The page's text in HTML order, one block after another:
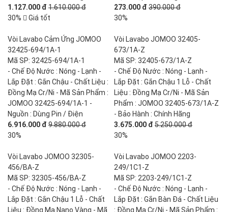
1.127.000 đ 1.610.000 đ
30%
Giá tốt
273.000 đ 390.000 đ
30%
Vòi Lavabo Cảm Ứng JOMOO
32425-694/1A-1
Mã SP: 32425-694/1A-1
- Chế Độ Nước : Nóng - Lạnh -
Lắp Đặt : Gắn Chậu - Chất Liệu :
Đồng Mạ Cr/Ni - Mã Sản Phẩm :
JOMOO 32425-694/1A-1 -
Nguồn : Dùng Pin / Điện
6.916.000 đ 9.880.000 đ
30%
Vòi Lavabo JOMOO 32405-
673/1A-Z
Mã SP: 32405-673/1A-Z
- Chế Độ Nước : Nóng - Lạnh -
Lắp Đặt : Gắn Chậu 1 Lỗ - Chất
Liệu : Đồng Mạ Cr/Ni - Mã Sản
Phẩm : JOMOO 32405-673/1A-Z
- Bảo Hành : Chính Hãng
3.675.000 đ 5.250.000 đ
30%
Vòi Lavabo JOMOO 32305-
456/BA-Z
Mã SP: 32305-456/BA-Z
- Chế Độ Nước : Nóng - Lạnh -
Lắp Đặt : Gắn Chậu 1 Lỗ - Chất
Liệu : Đồng Mạ Nano Vàng - Mã
Vòi Lavabo JOMOO 2203-
249/1C1-Z
Mã SP: 2203-249/1C1-Z
- Chế Độ Nước : Nóng - Lạnh -
Lắp Đặt : Gắn Bàn Đá - Chất Liệu
: Đồng Mạ Cr/Ni - Mã Sản Phẩm :